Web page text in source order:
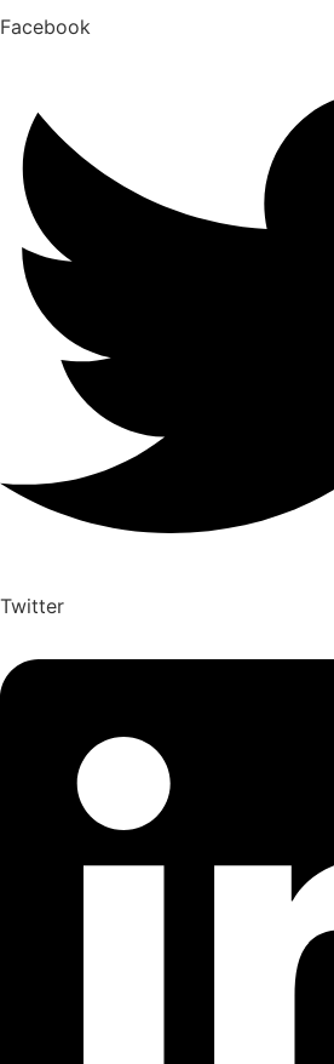
Facebook
Twitter